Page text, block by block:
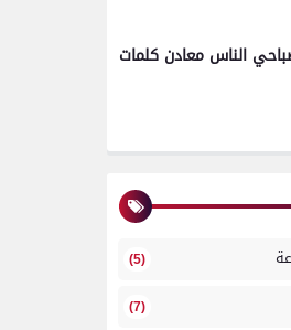
الناس معادن كلمات
(5)
(7)